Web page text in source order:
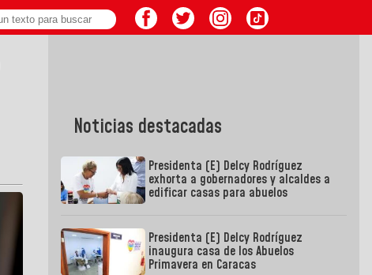
Noticias destacadas
Presidenta (E) Delcy Rodríguez
exhorta a gobernadores y alcaldes a
edificar casas para abuelos
Presidenta (E) Delcy Rodríguez
inaugura casa de los Abuelos
Primavera en Caracas